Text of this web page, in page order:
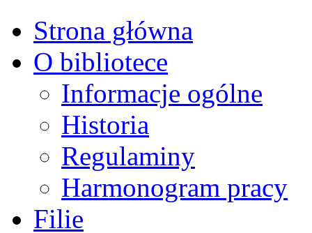
Strona główna
O bibliotece
Informacje ogólne
Historia
Regulaminy
Harmonogram pracy
Filie